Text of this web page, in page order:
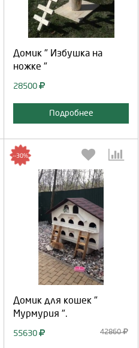
Домик " Избушка на
ножке "
28500
Подробнее
Продолжить Отмена
Домик для кошек "
Мурмурия ".
--30%
55630 42860
Выберите количество:
Продолжить Отмена